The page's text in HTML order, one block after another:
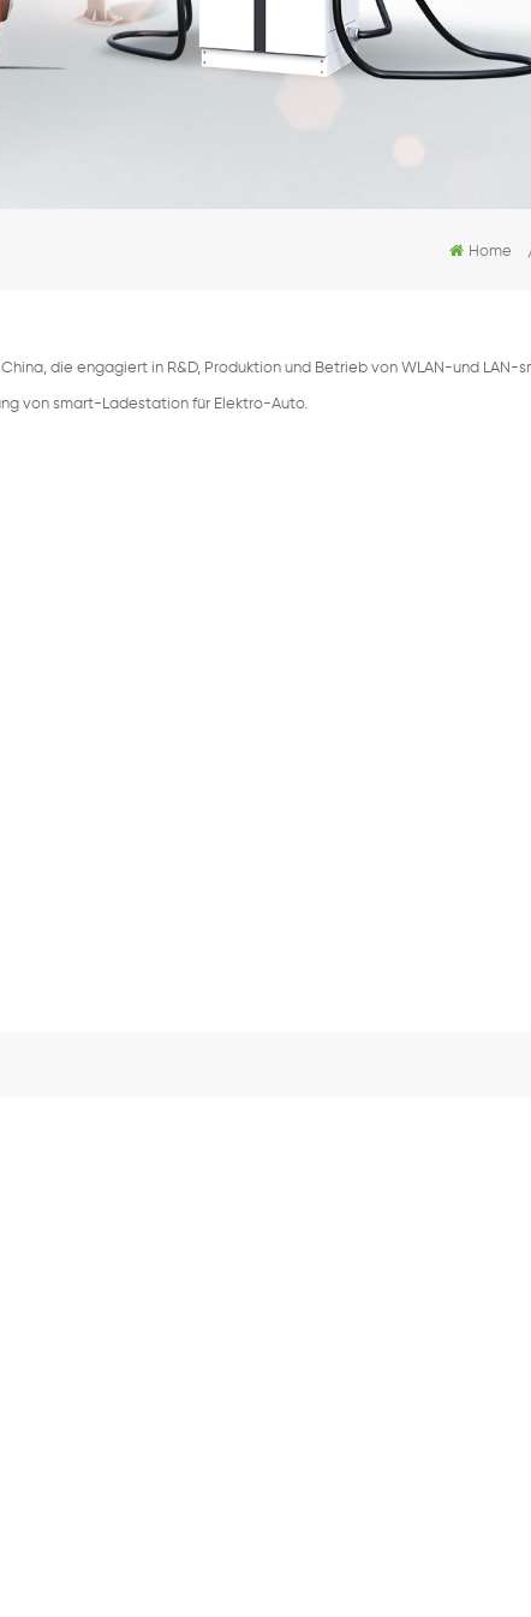
Home
die engagiert in R&D, Produktion und Betrieb von WLAN-und LAN-
von smart-Ladestation für Elektro-Auto.